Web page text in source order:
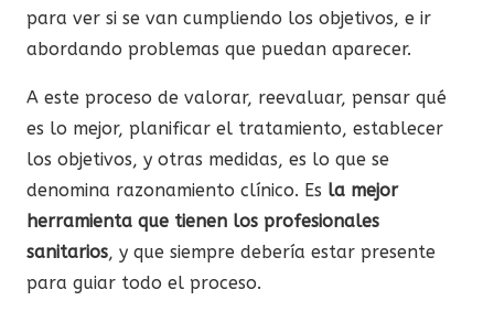
para ver si se van cumpliendo los objetivos, e ir
abordando problemas que puedan aparecer.
A este proceso de valorar, reevaluar, pensar qué
es lo mejor, planificar el tratamiento, establecer
los objetivos, y otras medidas, es lo que se
denomina razonamiento clínico. Es la mejor
herramienta que tienen los profesionales
sanitarios, y que siempre debería estar presente
para guiar todo el proceso.